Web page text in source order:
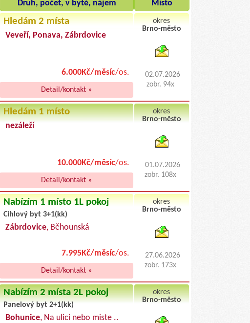
Druh, počet, v bytě, nájem Místo
Hledám 2 místa
Veveří, Ponava, Zábrdovice
6.000Kč/měsíc/os.
Detail/kontakt »
okres
Brno-město
02.07.2026
zobr. 94x
Hledám 1 místo
nezáleží
10.000Kč/měsíc/os.
Detail/kontakt »
okres
Brno-město
01.07.2026
zobr. 108x
Nabízím 1 místo 1L pokoj
Cihlový byt 3+1(kk)
Zábrdovice, Běhounská
7.995Kč/měsíc/os.
Detail/kontakt »
okres
Brno-město
27.06.2026
zobr. 173x
Nabízím 2 místa 2L pokoj
Panelový byt 2+1(kk)
Bohunice, Na ulici nebo miste ..
okres
Brno-město